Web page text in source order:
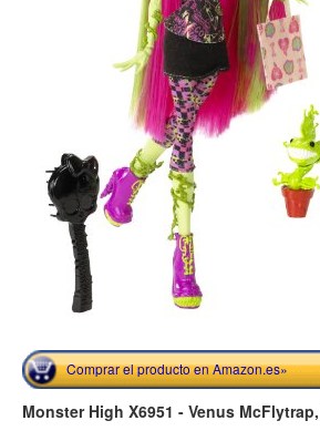
Comprar el producto en Amazon.es»
Monster High X6951 - Venus